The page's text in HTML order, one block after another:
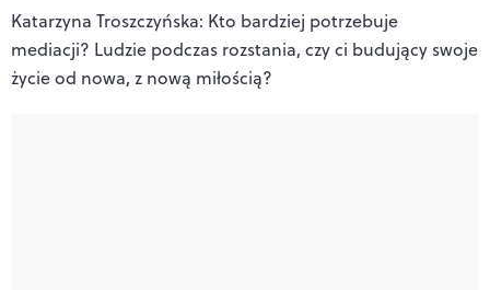
Katarzyna Troszczyńska: Kto bardziej potrzebuje
mediacji? Ludzie podczas rozstania, czy ci budujący swoje
życie od nowa, z nową miłością?